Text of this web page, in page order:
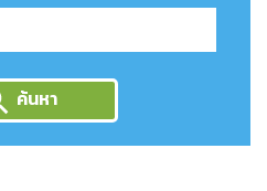
ค้นหา